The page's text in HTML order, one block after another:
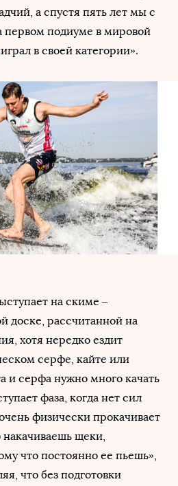
а спустя пять лет мы с
первом подиуме в мировой
в своей категории».
на скиме –
доске, рассчитанной на
хотя нередко ездит
серфе, кайте или
и серфа нужно много качать
фаза, когда нет сил
физически прокачивает
накачиваешь щеки,
что постоянно ее пьешь»,
что без подготовки